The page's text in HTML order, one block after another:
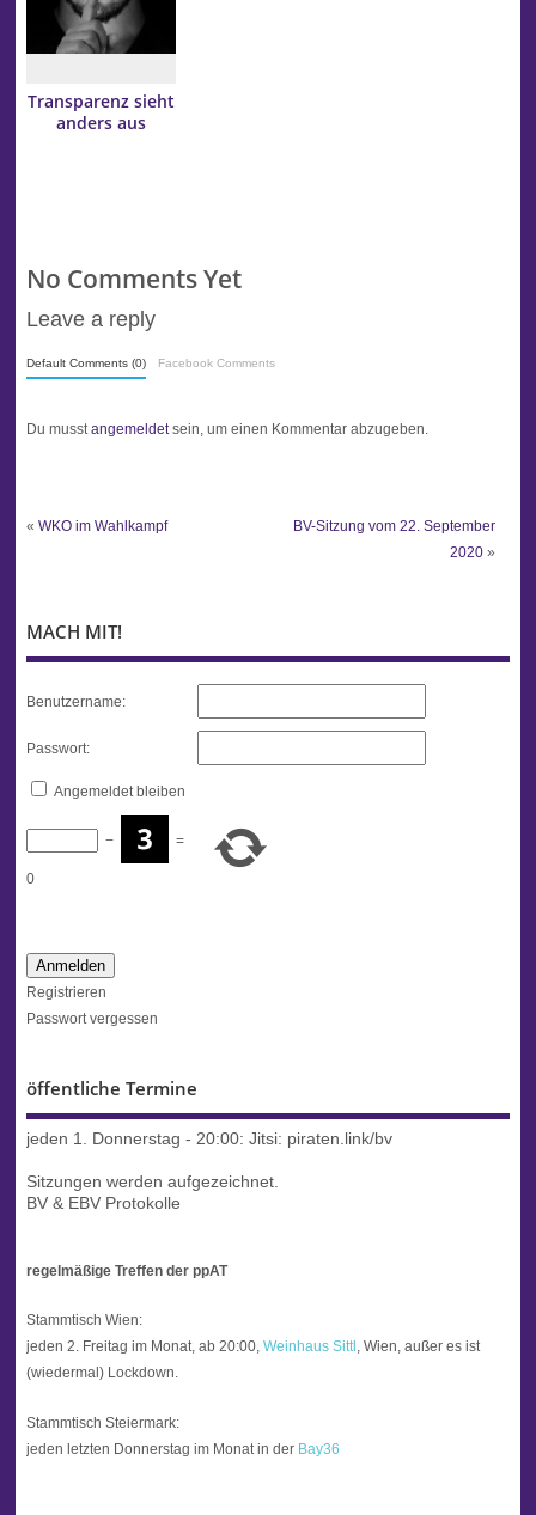
Transparenz sieht
anders aus
No Comments Yet
Leave a reply
Default Comments (0) Facebook Comments
Du musstangemeldetsein, um einen Kommentar abzugeben.
« WKO im Wahlkampf
BV-Sitzung vom 22. September
2020»
MACH MIT!
Benutzername:
Passwort:
Angemeldet bleiben
− =
0
Anmelden
Registrieren
Passwort vergessen
öffentliche Termine
jeden 1. Donnerstag - 20:00: Jitsi: piraten.link/bv
Sitzungen werden aufgezeichnet.
BV & EBV Protokolle
regelmäßige Treffen der ppAT
Stammtisch Wien:
jeden 2. Freitag im Monat, ab 20:00, Weinhaus Sittl , Wien, außer es ist
(wiedermal) Lockdown.
Stammtisch Steiermark:
jeden letzten Donnerstag im Monat in der Bay36